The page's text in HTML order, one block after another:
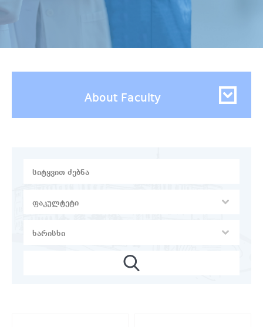
About Faculty